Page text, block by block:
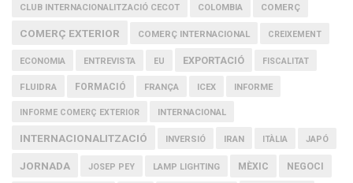
CLUB INTERNACIONALITZACIÓ CECOT COLOMBIA COMERÇ
COMERÇ EXTERIOR COMERÇ INTERNACIONAL CREIXEMENT
ECONOMIA ENTREVISTA EU EXPORTACIÓ FISCALITAT
FLUIDRA FORMACIÓ FRANÇA ICEX INFORME
INFORME COMERÇ EXTERIOR INTERNACIONAL
INTERNACIONALITZACIÓ INVERSIÓ IRAN ITÀLIA JAPÓ
JORNADA JOSEP PEY LAMP LIGHTING MÈXIC NEGOCI